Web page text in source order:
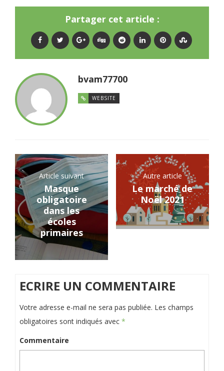
Partager cet article :
bvam77700
WEBSITE
Article suivant
Masque
obligatoire
dans les
écoles
primaires
Autre article
Le marché de
Noël 2021
ECRIRE UN COMMENTAIRE
Votre adresse e-mail ne sera pas publiée. Les champs
obligatoires sont indiqués avec *
Commentaire